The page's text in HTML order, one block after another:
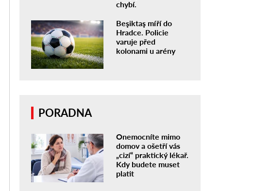
chybí.
Beşiktaş míří do
Hradce. Policie
varuje před
kolonami u arény
PORADNA
Onemocníte mimo
domov a ošetří vás
„cizí“ praktický lékař.
Kdy budete muset
platit